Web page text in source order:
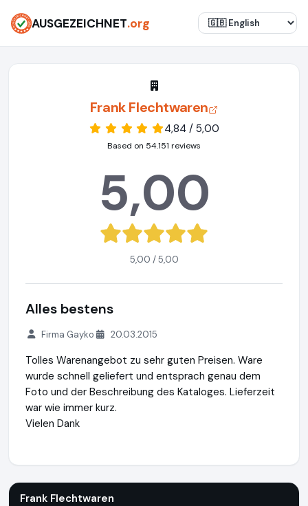
AUSGEZEICHNET.org
Frank Flechtwaren
4,84 / 5,00
Based on 54.151 reviews
5,00
5,00 / 5,00
Alles bestens
Firma Gayko 20.03.2015
Tolles Warenangebot zu sehr guten Preisen. Ware
wurde schnell geliefert und entsprach genau dem
Foto und der Beschreibung des Kataloges. Lieferzeit
war wie immer kurz.
Vielen Dank
Frank Flechtwaren